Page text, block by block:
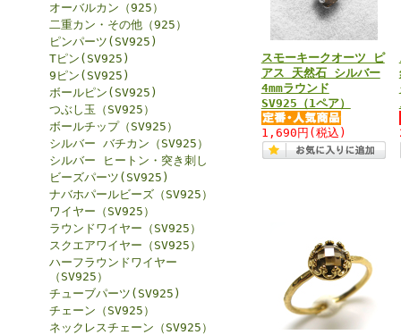
オーバルカン（925）
二重カン・その他（925）
ピンパーツ(SV925)
Tピン(SV925)
9ピン(SV925)
ボールピン(SV925)
つぶし玉（SV925）
ボールチップ（SV925）
シルバー バチカン（SV925）
シルバー ヒートン・突き刺し
ビーズパーツ(SV925)
ナバホパールビーズ（SV925）
ワイヤー（SV925）
ラウンドワイヤー（SV925）
スクエアワイヤー（SV925）
ハーフラウンドワイヤー
（SV925）
チューブパーツ(SV925)
チェーン（SV925）
ネックレスチェーン（SV925）
スモーキークオーツ ピ
アス 天然石 シルバー
4mmラウンド
SV925（1ペア）
1,690円 (税込)